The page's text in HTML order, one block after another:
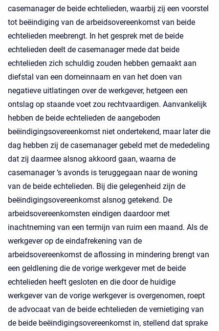
casemanager de beide echtelieden, waarbij zij een voorstel
tot beëindiging van de arbeidsovereenkomst van beide
echtelieden meebrengt. In het gesprek met de beide
echtelieden deelt de casemanager mede dat beide
echtelieden zich schuldig zouden hebben gemaakt aan
diefstal van een domeinnaam en van het doen van
negatieve uitlatingen over de werkgever, hetgeen een
ontslag op staande voet zou rechtvaardigen. Aanvankelijk
hebben de beide echtelieden de aangeboden
beëindigingsovereenkomst niet ondertekend, maar later die
dag hebben zij de casemanager gebeld met de mededeling
dat zij daarmee alsnog akkoord gaan, waarna de
casemanager ‘s avonds is teruggegaan naar de woning
van de beide echtelieden. Bij die gelegenheid zijn de
beëindigingsovereenkomst alsnog getekend. De
arbeidsovereenkomsten eindigen daardoor met
inachtneming van een termijn van ruim een maand. Als de
werkgever op de eindafrekening van de
arbeidsovereenkomst de aflossing in mindering brengt van
een geldlening die de vorige werkgever met de beide
echtelieden heeft gesloten en die door de huidige
werkgever van de vorige werkgever is overgenomen, roept
de advocaat van de beide echtelieden de vernietiging van
de beide beëindigingsovereenkomst in, stellend dat sprake